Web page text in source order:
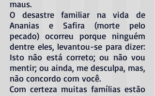
maus.
O desastre familiar na vida de
Ananias e Safira (morte pelo
pecado) ocorreu porque ninguém
dentre eles, levantou-se para dizer:
Isto não está correto; ou não vou
mentir; ou ainda, me desculpa, mas,
não concordo com você.
Com certeza muitas famílias estão